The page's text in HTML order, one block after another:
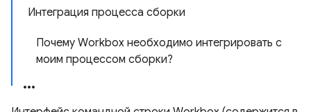
Интеграция процесса сборки
Почему Workbox необходимо интегрировать с
моим процессом сборки?